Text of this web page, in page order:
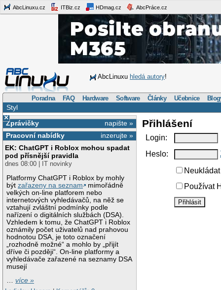
AbcLinuxu.cz ITBiz.cz HDmag.cz AbcPráce.cz
AbcLinuxu hledá autory!
Poradna FAQ Hardware Software Články Učebnice
Styl
×
napište »
Zprávičky
inzerujte »
Pracovní nabídky
EK: ChatGPT i Roblox mohou spadat
pod přísnější pravidla
dnes 08:00 | IT novinky
Platformy ChatGPT i Roblox by mohly
býtzařazeny na seznam
mimořádně
velkých on-line platforem nebo
internetových vyhledávačů, na něž se
vztahují zvláštní podmínky podle
nařízení o digitálních službách (DSA).
Vzhledem k tomu, že ChatGPT i Roblox
oznámily počet uživatelů nad prahovou
hodnotou DSA, je toto označení
„rozhodně možné“ a mohlo by „přijít
dříve či později“. On-line platformy a
vyhledávače zařazené na seznamy DSA
musejí
…více »
Přihlášení
Login:
Heslo:
Používat